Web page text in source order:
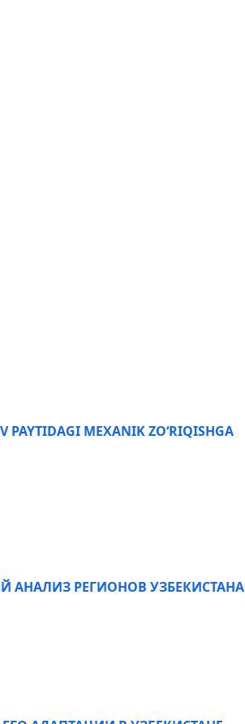
PAYTIDAGI MEXANIK ZO‘RIQISHGA
АНАЛИЗ РЕГИОНОВ УЗБЕКИСТАНА